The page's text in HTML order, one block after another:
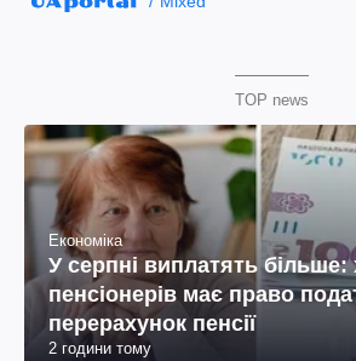
TOP news
Економіка
У серпні виплатять більше:
пенсіонерів має право
перерахунок пенсії
2 години тому